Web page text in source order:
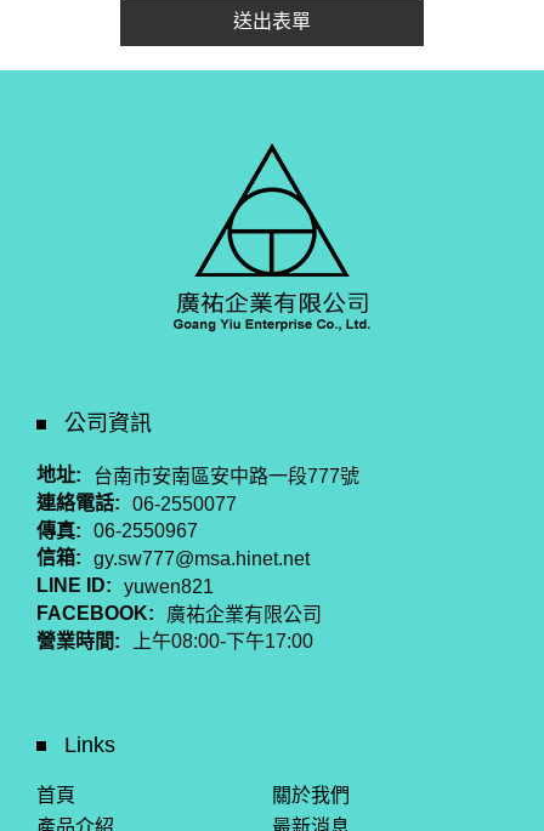
公司資訊
地址:
台南市安南區安中路一段777號
連絡電話:
06-2550077
傳真:
06-2550967
信箱:
gy.sw777@msa.hinet.net
LINE ID:
yuwen821
FACEBOOK:
廣祐企業有限公司
營業時間:
上午08:00-下午17:00
Links
首頁
關於我們
產品介紹
最新消息